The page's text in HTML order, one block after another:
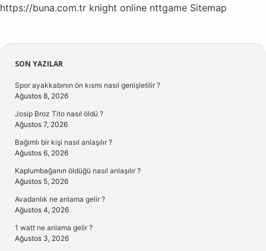
https://buna.com.tr knight online nttgame Sitemap
Sidebar
SON YAZILAR
Spor ayakkabının ön kısmı nasıl genişletilir ?
Ağustos 8, 2026
Josip Broz Tito nasıl öldü ?
Ağustos 7, 2026
Bağımlı bir kişi nasıl anlaşılır ?
Ağustos 6, 2026
Kaplumbağanın öldüğü nasıl anlaşılır ?
Ağustos 5, 2026
Avadanlık ne anlama gelir ?
Ağustos 4, 2026
1 watt ne anlama gelir ?
Ağustos 3, 2026